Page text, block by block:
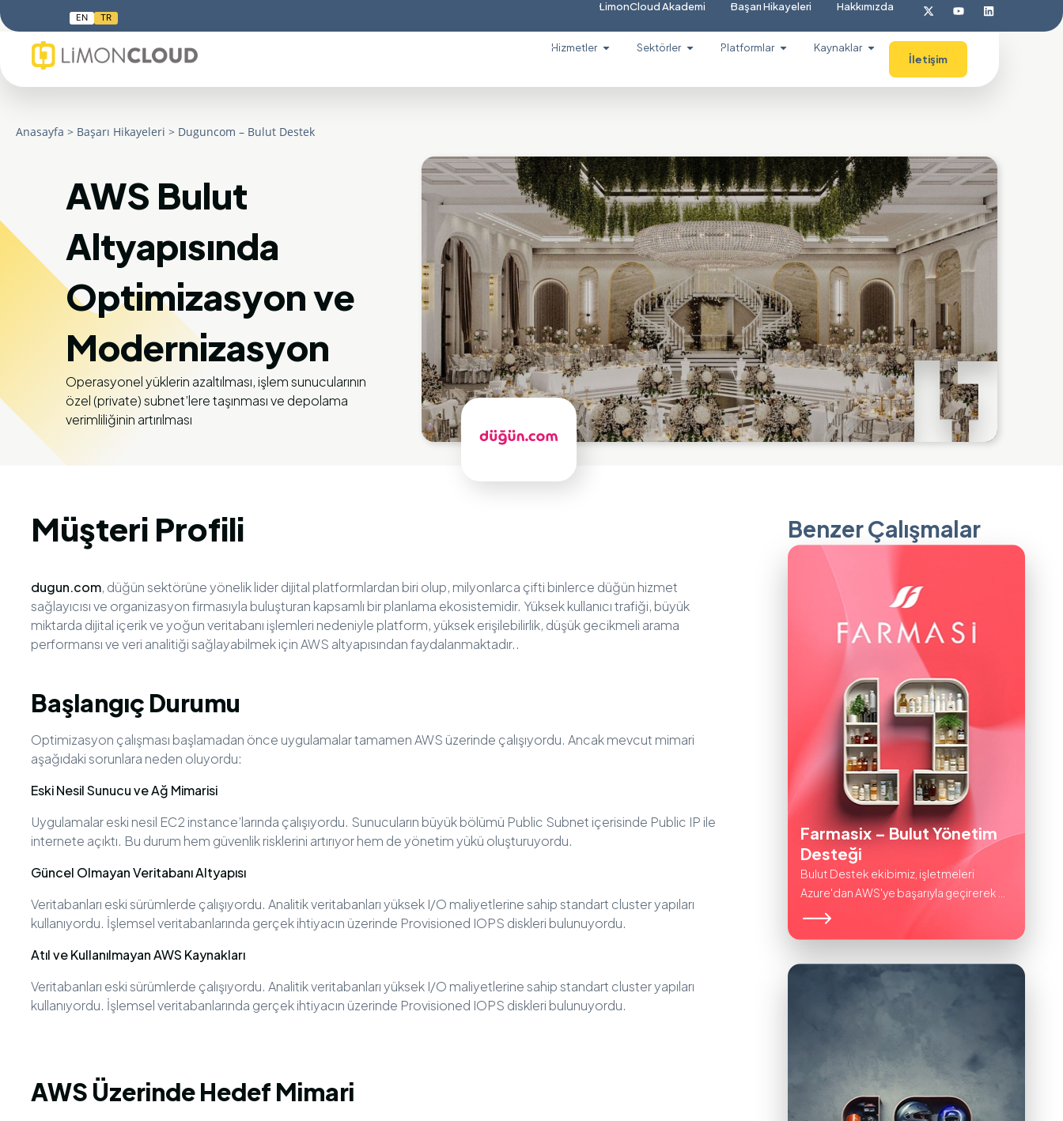
EN TR
LimonCloud Akademi Başarı Hikayeleri Hakkımızda
Hizmetler Sektörler Platformlar
Kaynaklar
İletişim
Anasayfa > Başarı Hikayeleri > Duguncom – Bulut Destek
AWS Bulut
Altyapısında
Optimizasyon ve
Modernizasyon
Operasyonel yüklerin azaltılması, işlem sunucularının
özel (private) subnet’lere taşınması ve depolama
verimliliğinin artırılması
Müşteri Profili
dugun.com, düğün sektörüne yönelik lider dijital platformlardan biri olup, milyonlarca çifti binlerce düğün hizmet
sağlayıcısı ve organizasyon firmasıyla buluşturan kapsamlı bir planlama ekosistemidir. Yüksek kullanıcı trafiği, büyük
miktarda dijital içerik ve yoğun veritabanı işlemleri nedeniyle platform, yüksek erişilebilirlik, düşük gecikmeli arama
performansı ve veri analitiği sağlayabilmek için AWS altyapısından faydalanmaktadır..
Başlangıç Durumu
Optimizasyon çalışması başlamadan önce uygulamalar tamamen AWS üzerinde çalışıyordu. Ancak mevcut mimari
aşağıdaki sorunlara neden oluyordu:
Eski Nesil Sunucu ve Ağ Mimarisi
Uygulamalar eski nesil EC2 instance’larında çalışıyordu. Sunucuların büyük bölümü Public Subnet içerisinde Public IP ile
internete açıktı. Bu durum hem güvenlik risklerini artırıyor hem de yönetim yükü oluşturuyordu.
Güncel Olmayan Veritabanı Altyapısı
Veritabanları eski sürümlerde çalışıyordu. Analitik veritabanları yüksek I/O maliyetlerine sahip standart cluster yapıları
kullanıyordu. İşlemsel veritabanlarında gerçek ihtiyacın üzerinde Provisioned IOPS diskleri bulunuyordu.
Atıl ve Kullanılmayan AWS Kaynakları
Veritabanları eski sürümlerde çalışıyordu. Analitik veritabanları yüksek I/O maliyetlerine sahip standart cluster yapıları
kullanıyordu. İşlemsel veritabanlarında gerçek ihtiyacın üzerinde Provisioned IOPS diskleri bulunuyordu.
AWS Üzerinde Hedef Mimari
Benzer Çalışmalar
Farmasix – Bulut Yönetim
Desteği
Bulut Destek ekibimiz, işletmeleri
Azure'dan AWS'ye başarıyla geçirerek ...